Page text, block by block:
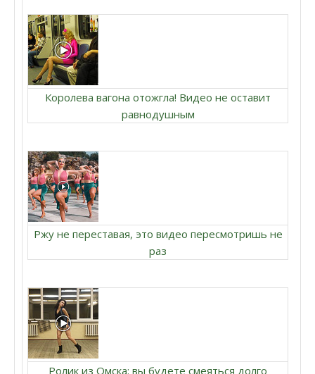
Королева вагона отожгла! Видео не оставит
равнодушным
Ржу не переставая, это видео пересмотришь не
раз
Ролик из Омска: вы будете смеяться долго